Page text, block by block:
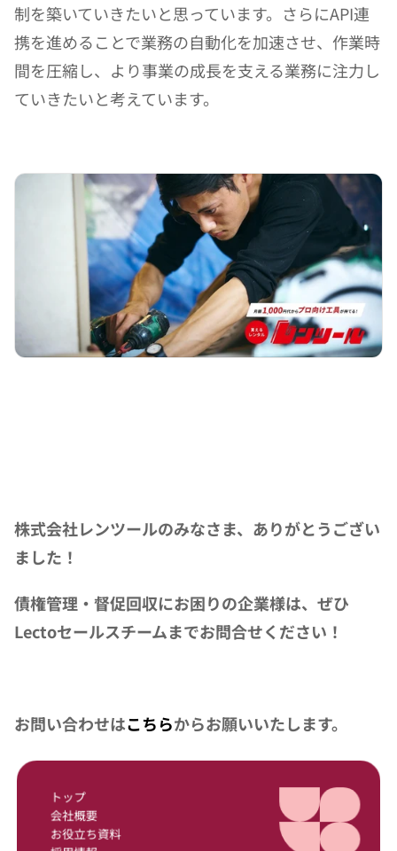
制を築いていきたいと思っています。さらにAPI連
携を進めることで業務の自動化を加速させ、作業時
間を圧縮し、より事業の成長を支える業務に注力し
ていきたいと考えています。
株式会社レンツールのみなさま、ありがとうござい
ました！
債権管理・督促回収にお困りの企業様は、ぜひ
Lectoセールスチームまでお問合せください！
お問い合わせはこちらからお願いいたします。
トップ
会社概要
お役立ち資料